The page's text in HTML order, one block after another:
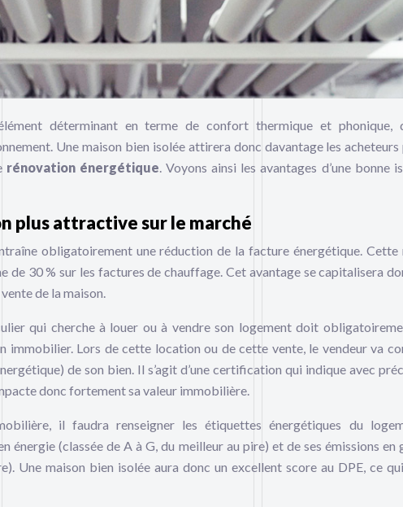
déterminant en terme de confort thermique et phonique,
Une maison bien isolée attirera donc davantage les
rénovation énergétique. Voyons ainsi les avantages d’une bonne
plus attractive sur le marché
obligatoirement une réduction de la facture énergétique.
de 30 % sur les factures de chauffage. Cet avantage se capitalisera
de la maison.
qui cherche à louer ou à vendre son logement doit
immobilier. Lors de cette location ou de cette vente, le vendeur va
de son bien. Il s’agit d’une certification qui indique avec
donc fortement sa valeur immobilière.
il faudra renseigner les étiquettes énergétiques du
énergie (classée de A à G, du meilleur au pire) et de ses émissions en
Une maison bien isolée aura donc un excellent score au DPE, ce